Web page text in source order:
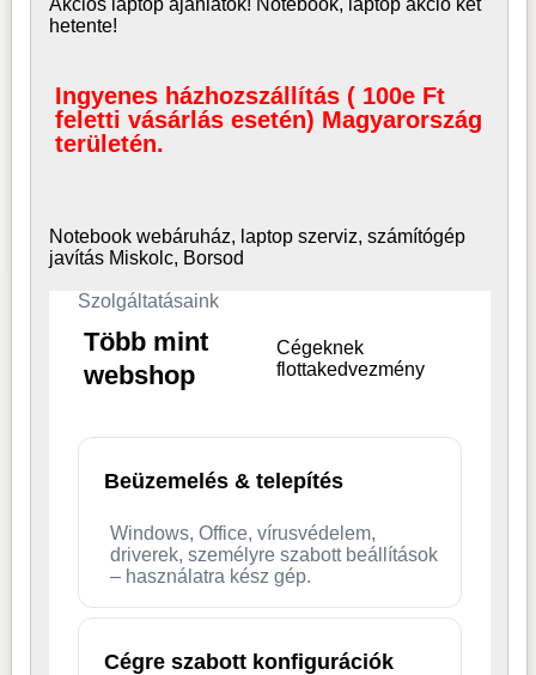
Akciós laptop ajánlatok! Notebook, laptop akció két
hetente!
Ingyenes házhozszállítás ( 100e Ft
feletti vásárlás esetén) Magyarország
területén.
Notebook webáruház, laptop szerviz, számítógép
javítás Miskolc, Borsod
Szolgáltatásaink
Több mint
webshop
Cégeknek
flottakedvezmény
Beüzemelés & telepítés
Windows, Office, vírusvédelem,
driverek, személyre szabott beállítások
– használatra kész gép.
Cégre szabott konfigurációk